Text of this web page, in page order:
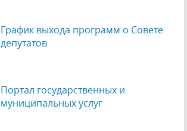
График выхода программ о Cовете
депутатов
Портал государственных и
муниципальных услуг